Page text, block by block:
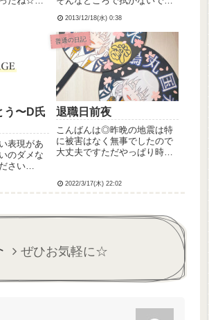
なんかこの服変な感じがする
この服えんずい (｢いずい｣っ
て言う人もいる)Q3 茶碗水に
浸しといて茶碗うるかしとい
てけでQ4 何持って...
2013/12/18(水) 0:38
う〜D氏
表現があ
のダメな
さい
時代の友
高校まで
連絡取り
普通の日記
退職日前夜
こんばんは◎昨晩の地震は特
に被害はなく無事でしたので
大丈夫ですただやっぱり時期
いよ明日が退職日で
り18日になったという💦けど
2022/3/17(木) 22:02
ぜひお気軽に☆